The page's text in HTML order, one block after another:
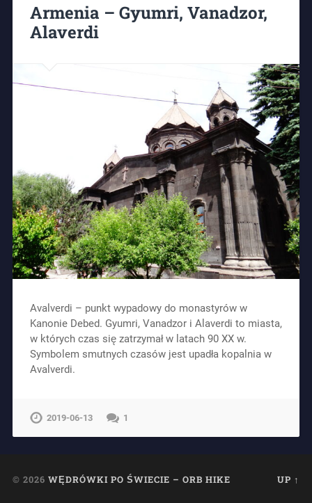
Armenia – Gyumri, Vanadzor,
Alaverdi
Avalverdi – punkt wypadowy do monastyrów w
Kanonie Debed. Gyumri, Vanadzor i Alaverdi to miasta,
w których czas się zatrzymał w latach 90 XX w.
Symbolem smutnych czasów jest upadła kopalnia w
Avalverdi.
2019-06-13 1
© 2026 WĘDRÓWKI PO ŚWIECIE – ORB HIKE UP ↑